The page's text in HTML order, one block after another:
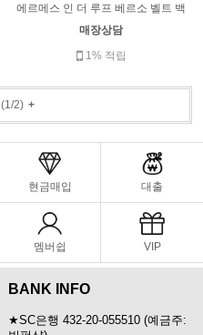
에르메스 인 더 루프 베르소 벨트 백
매장상담
1% 적립
(1/2)+
현금매입 대출
멤버쉽 VIP
BANK INFO
★SC은행 432-20-055510 (예금주: